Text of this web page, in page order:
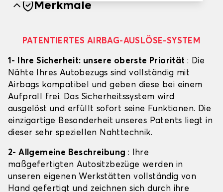
Merkmale
PATENTIERTES AIRBAG-AUSLÖSE-SYSTEM
1- Ihre Sicherheit: unsere oberste Priorität : Die
Nähte Ihres Autobezugs sind vollständig mit
Airbags kompatibel und geben diese bei einem
Aufprall frei. Das Sicherheitssystem wird
ausgelöst und erfüllt sofort seine Funktionen. Die
einzigartige Besonderheit unseres Patents liegt in
dieser sehr speziellen Nahttechnik.
2- Allgemeine Beschreibung : Ihre
maßgefertigten Autositzbezüge werden in
unseren eigenen Werkstätten vollständig von
Hand gefertigt und zeichnen sich durch ihre